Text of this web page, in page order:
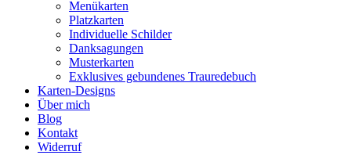
Menükarten
Platzkarten
Individuelle Schilder
Danksagungen
Musterkarten
Exklusives gebundenes Trauredebuch
Karten-Designs
Über mich
Blog
Kontakt
Widerruf